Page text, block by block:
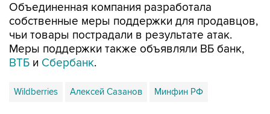
Объединенная компания разработала
собственные меры поддержки для продавцов,
чьи товары пострадали в результате атак.
Меры поддержки также объявляли ВБ банк,
ВТБ и Сбербанк.
Wildberries Алексей Сазанов Минфин РФ